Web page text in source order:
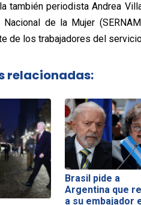
también periodista Andrea
Nacional de la Mujer
de los trabajadores del
relacionadas:
Brasil pide a
Argentina que
a su embajador